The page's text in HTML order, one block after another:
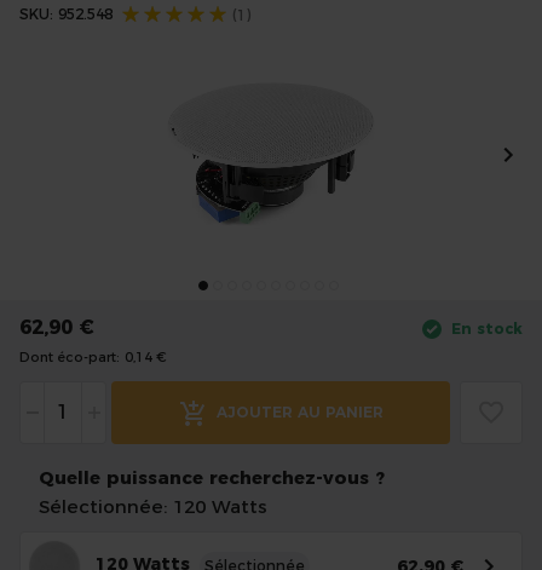
SKU 952.548 Évaluation: (1)
62,90 €
Dont éco-part: 0,14 €
Quelle puissance recherchez-vous ?
Sélectionnée: 120 Watts
120 Watts Sélectionnée
AJOUTER AU PANIER
En stock
the
beginning
gallery